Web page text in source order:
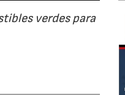
verdes para